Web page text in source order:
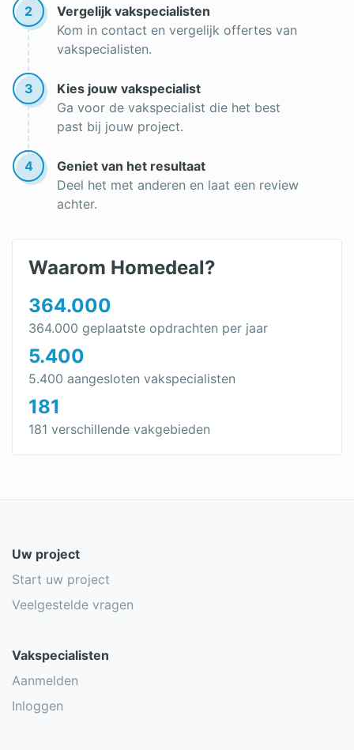
2
Vergelijk vakspecialisten
Kom in contact en vergelijk offertes van
vakspecialisten.
3
Kies jouw vakspecialist
Ga voor de vakspecialist die het best
past bij jouw project.
4
Geniet van het resultaat
Deel het met anderen en laat een review
achter.
Waarom Homedeal?
364.000
364.000 geplaatste opdrachten per jaar
5.400
5.400 aangesloten vakspecialisten
181
181 verschillende vakgebieden
Uw project
Start uw project
Veelgestelde vragen
Vakspecialisten
Aanmelden
Inloggen